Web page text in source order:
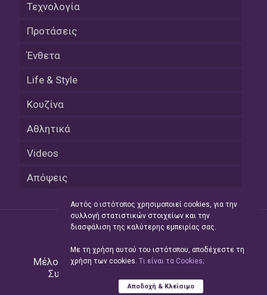
Τεχνολογία
Προτάσεις
Ένθετα
Life & Style
Κουζίνα
Αθλητικά
Videos
Απόψεις
Μέλος του Δικτύου τηςHellas Press Media
Συντήρηση και Ανάπτυξη
Αυτός ο ιστότοπος χρησιμοποιεί cookies, για την
συλλογή στατιστικών στοιχείων και την
διασφάλιση της καλύτερης εμπειρίας σας.
Με τη χρήση αυτού του ιστότοπου, αποδέχεστε τη
χρήση των cookies. Tι είναι τα Cookies;
Αποδοχή & Κλείσιμο